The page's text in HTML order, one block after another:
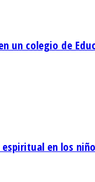
un colegio de
en los